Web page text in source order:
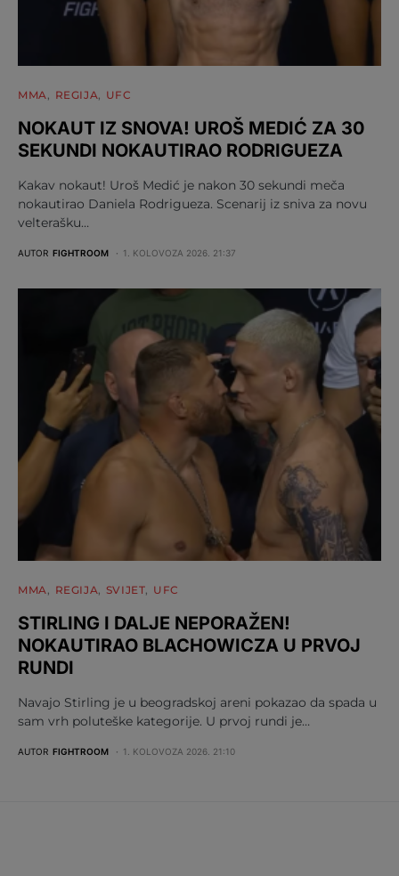
MMA REGIJA UFC
NOKAUT IZ SNOVA! UROŠ MEDIĆ ZA 30
SEKUNDI NOKAUTIRAO RODRIGUEZA
Kakav nokaut! Uroš Medić je nakon 30 sekundi meča
nokautirao Daniela Rodrigueza. Scenarij iz sniva za novu
velterašku…
AUTOR FIGHTROOM 1. KOLOVOZA 2026. 21:37
MMA REGIJA SVIJET UFC
STIRLING I DALJE NEPORAŽEN!
NOKAUTIRAO BLACHOWICZA U PRVOJ
RUNDI
Navajo Stirling je u beogradskoj areni pokazao da spada u
sam vrh poluteške kategorije. U prvoj rundi je…
AUTOR FIGHTROOM 1. KOLOVOZA 2026. 21:10